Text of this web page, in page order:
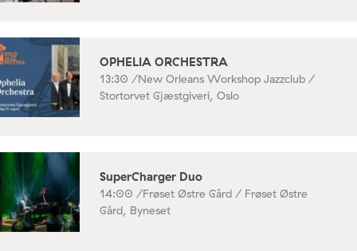
OPHELIA ORCHESTRA
13:30 /New Orleans Workshop Jazzclub /
Stortorvet Gjæstgiveri, Oslo
SuperCharger Duo
14:00 /Frøset Østre Gård / Frøset Østre
Gård, Byneset